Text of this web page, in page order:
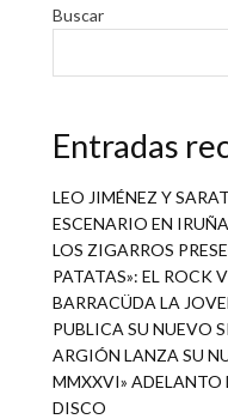
Buscar
Entradas
LEO JIMÉNEZ Y
ESCENARIO EN IRUÑA
LOS ZIGARROS
PATATAS»: EL ROCK
BARRACÜDA LA
PUBLICA SU NUEVO
ARGIÓN LANZA SU
MMXXVI» ADELANTO
DISCO